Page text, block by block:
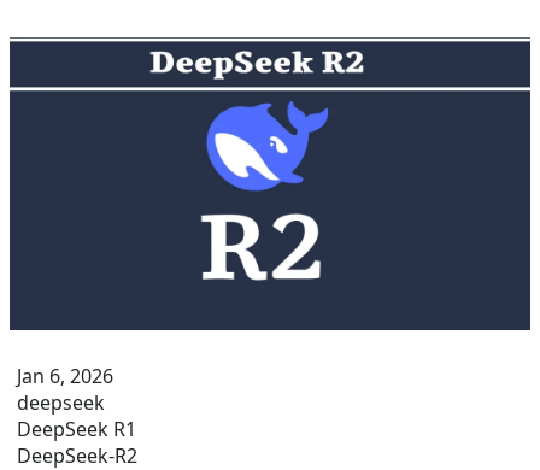
Jan 6, 2026
deepseek
DeepSeek R1
DeepSeek-R2